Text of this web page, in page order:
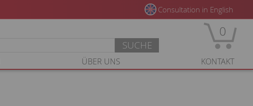
Consultation in English
SUCHE
0
ÜBER UNS KONTAKT